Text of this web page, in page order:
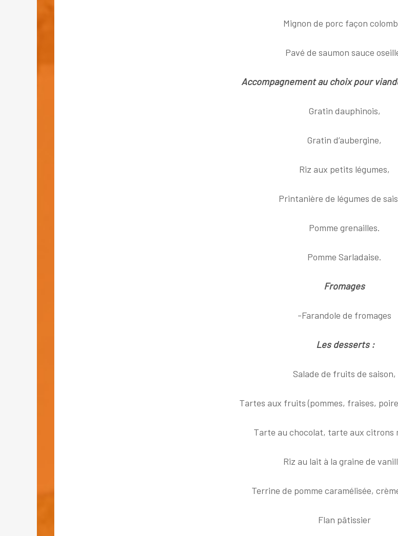
Mignon de porc façon
Pavé de saumon sauce
Accompagnement au choix pour
Gratin dauphinois,
Gratin d’aubergine,
Riz aux petits légumes,
Printanière de légumes de
Pomme grenailles.
Pomme Sarladaise.
Fromages
-Farandole de fromages
Les desserts :
Salade de fruits de saison,
Tartes aux fruits (pommes, fraises,
Tarte au chocolat, tarte aux citrons
Riz au lait à la graine de
Terrine de pomme caramélisée,
Flan pâtissier